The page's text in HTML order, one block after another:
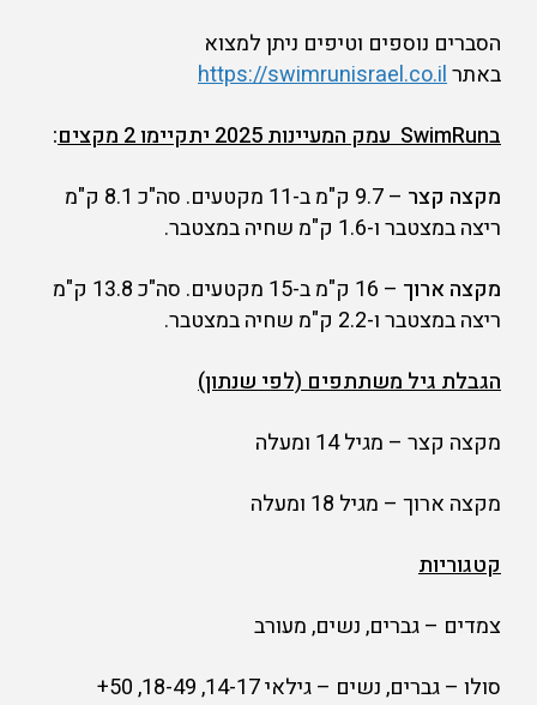
הסברים נוספים וטיפים ניתן למצוא
באתרhttps://swimrunisrael.co.il
בSwimRun עמק המעיינות 2025 יתקיימו 2 מקצים
:
מקצה קצר
– 9.7 ק"מ ב-11 מקטעים. סה"כ 8.1 ק"מ
ריצה במצטבר ו-1.6 ק"מ שחיה במצטבר.
מקצה ארוך
– 16 ק"מ ב-15 מקטעים. סה"כ 13.8 ק"מ
ריצה במצטבר ו-2.2 ק"מ שחיה במצטבר.
הגבלת גיל משתתפים (לפי שנתון)
מקצה קצר – מגיל 14 ומעלה
מקצה ארוך – מגיל 18 ומעלה
קטגוריות
צמדים – גברים, נשים, מעורב
סולו – גברים, נשים – גילאי 14-17, 18-49, 50+